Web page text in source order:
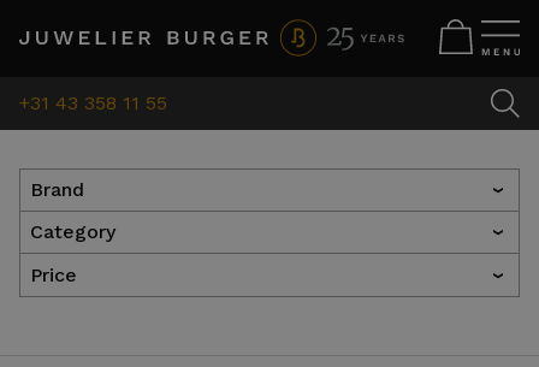
+31 43 358 11 55
Brand ›
Category ›
Price ›